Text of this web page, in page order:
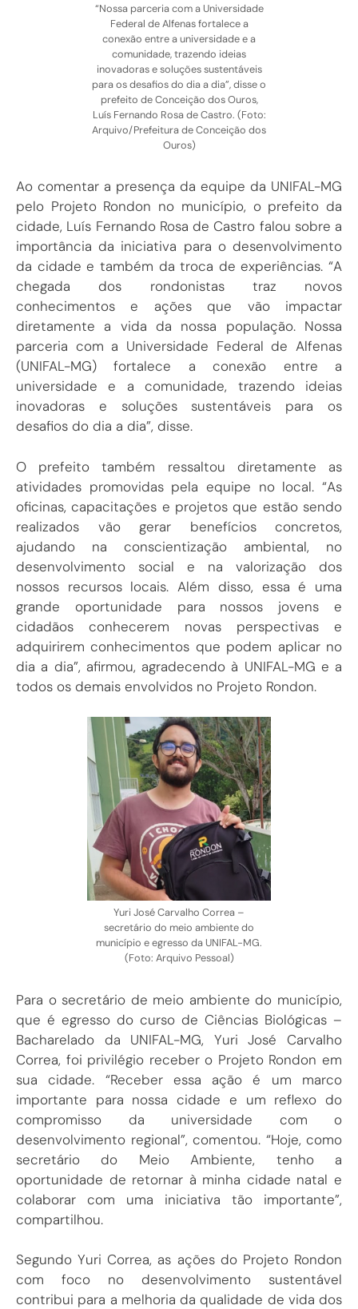
“Nossa parceria com a Universidade
Federal de Alfenas fortalece a
conexão entre a universidade e a
comunidade, trazendo ideias
inovadoras e soluções sustentáveis
para os desafios do dia a dia”, disse o
prefeito de Conceição dos Ouros,
Luís Fernando Rosa de Castro. (Foto:
Arquivo/Prefeitura de Conceição dos
Ouros)
Ao comentar a presença da equipe da UNIFAL-MG
pelo Projeto Rondon no município, o prefeito da
cidade, Luís Fernando Rosa de Castro falou sobre a
importância da iniciativa para o desenvolvimento
da cidade e também da troca de experiências. “A
chegada dos rondonistas traz novos
conhecimentos e ações que vão impactar
diretamente a vida da nossa população. Nossa
parceria com a Universidade Federal de Alfenas
(UNIFAL-MG) fortalece a conexão entre a
universidade e a comunidade, trazendo ideias
inovadoras e soluções sustentáveis para os
desafios do dia a dia”, disse.
O prefeito também ressaltou diretamente as
atividades promovidas pela equipe no local. “As
oficinas, capacitações e projetos que estão sendo
realizados vão gerar benefícios concretos,
ajudando na conscientização ambiental, no
desenvolvimento social e na valorização dos
nossos recursos locais. Além disso, essa é uma
grande oportunidade para nossos jovens e
cidadãos conhecerem novas perspectivas e
adquirirem conhecimentos que podem aplicar no
dia a dia”, afirmou, agradecendo à UNIFAL-MG e a
todos os demais envolvidos no Projeto Rondon.
Yuri José Carvalho Correa –
secretário do meio ambiente do
município e egresso da UNIFAL-MG.
(Foto: Arquivo Pessoal)
Para o secretário de meio ambiente do município,
que é egresso do curso de Ciências Biológicas –
Bacharelado da UNIFAL-MG, Yuri José Carvalho
Correa, foi privilégio receber o Projeto Rondon em
sua cidade. “Receber essa ação é um marco
importante para nossa cidade e um reflexo do
compromisso da universidade com o
desenvolvimento regional”, comentou. “Hoje, como
secretário do Meio Ambiente, tenho a
oportunidade de retornar à minha cidade natal e
colaborar com uma iniciativa tão importante”,
compartilhou.
Segundo Yuri Correa, as ações do Projeto Rondon
com foco no desenvolvimento sustentável
contribui para a melhoria da qualidade de vida dos